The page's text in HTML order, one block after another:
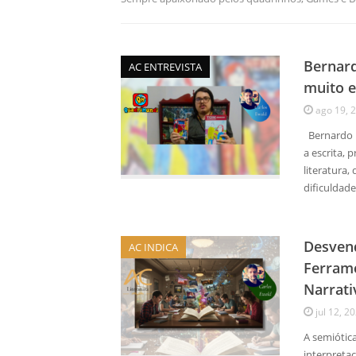
AC ENTREVISTA
muito
ago 19,
Bernardo
a escrita,
literatura,
AC INDICA
jul 12,
A